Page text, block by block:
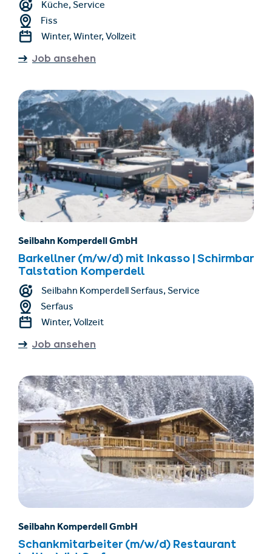
Küche, Service
Fiss
Winter, Winter, Vollzeit
Job ansehen
Seilbahn Komperdell GmbH
Barkellner (m/w/d) mit Inkasso | Schirmbar
Talstation Komperdell
Seilbahn Komperdell Serfaus, Service
Serfaus
Winter, Vollzeit
Job ansehen
Seilbahn Komperdell GmbH
Schankmitarbeiter (m/w/d) Restaurant